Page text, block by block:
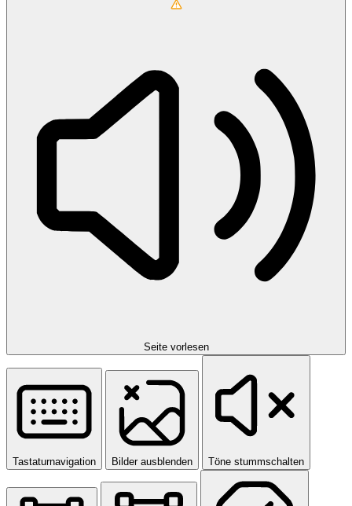
Seite vorlesen
Tastaturnavigation Bilder ausblenden Töne stummschalten